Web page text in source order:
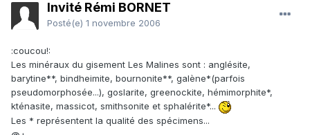
Invité Rémi BORNET
Posté(e) 1 novembre 2006
:coucou!:
Les minéraux du gisement Les Malines sont : anglésite,
barytine**, bindheimite, bournonite**, galène*(parfois
pseudomorphosée...), goslarite, greenockite, hémimorphite*,
kténasite, massicot, smithsonite et sphalérite*...
Les * représentent la qualité des spécimens...